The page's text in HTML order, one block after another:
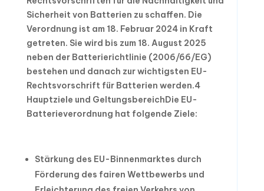
Sicherheit von Batterien zu schaffen. Die
Verordnung ist am 18. Februar 2024 in Kraft
getreten. Sie wird bis zum 18. August 2025
neben der Batterierichtlinie (2006/66/EG)
bestehen und danach zur wichtigsten EU-
Rechtsvorschrift für Batterien werden.4
Hauptziele und GeltungsbereichDie EU-
Batterieverordnung hat folgende Ziele:
Stärkung des EU-Binnenmarktes durch
Förderung des fairen Wettbewerbs und